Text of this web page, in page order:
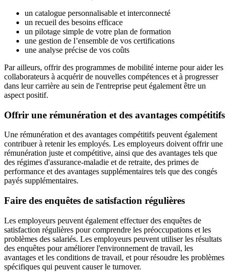
un catalogue personnalisable et interconnecté
un recueil des besoins efficace
un pilotage simple de votre plan de formation
une gestion de l’ensemble de vos certifications
une analyse précise de vos coûts
Par ailleurs, offrir des programmes de mobilité interne pour aider les
collaborateurs à acquérir de nouvelles compétences et à progresser
dans leur carrière au sein de l'entreprise peut également être un
aspect positif.
Offrir une rémunération et des avantages compétitifs
Une rémunération et des avantages compétitifs peuvent également
contribuer à retenir les employés. Les employeurs doivent offrir une
rémunération juste et compétitive, ainsi que des avantages tels que
des régimes d'assurance-maladie et de retraite, des primes de
performance et des avantages supplémentaires tels que des congés
payés supplémentaires.
Faire des enquêtes de satisfaction régulières
Les employeurs peuvent également effectuer des enquêtes de
satisfaction régulières pour comprendre les préoccupations et les
problèmes des salariés. Les employeurs peuvent utiliser les résultats
des enquêtes pour améliorer l'environnement de travail, les
avantages et les conditions de travail, et pour résoudre les problèmes
spécifiques qui peuvent causer le turnover.